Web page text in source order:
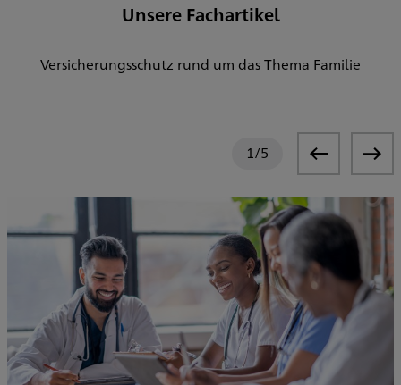
Unsere Fachartikel
Versicherungsschutz rund um das Thema Familie
1/5